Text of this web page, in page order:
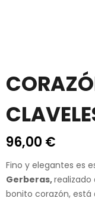
96,00 €
Fino y elegantes es
Gerberas,realizado
bonito corazón, está